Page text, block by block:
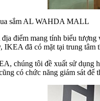
sắm AL WAHDA MALL
điểm mang tính biểu tượng
IKEA đã có mặt tại trung tâm
chúng tôi đề xuất sử dụng
có chức năng giám sát để